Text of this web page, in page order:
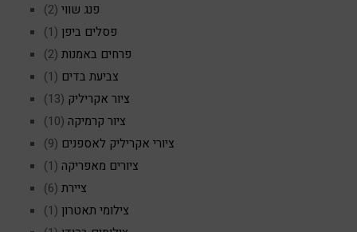
פנג שווי (2)
פסלים ביפן (1)
פרחים באמנות (2)
צביעת בדים (1)
ציור אקריליק (13)
ציור קרמיקה (10)
ציורי אקריליק לאספנים (9)
ציורים מאפריקה (1)
ציירת (6)
צילומי תאטרון (1)